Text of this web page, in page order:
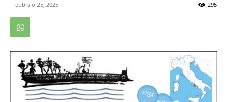
Febbraio 25, 2025 295